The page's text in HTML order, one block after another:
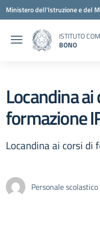
Vai ai contenuti
Vai al menu di navigazione
Vai al footer
Ministero dell'Istruzione e del
ISTITUTO
BONO
Locandina
formazione
Locandina ai corsi di
Personale scolastico